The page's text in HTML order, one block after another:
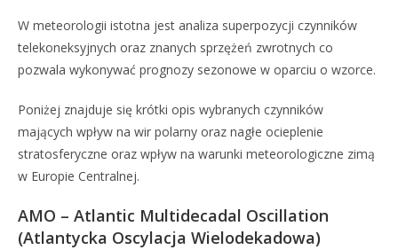
W meteorologii istotna jest analiza superpozycji czynników
telekoneksyjnych oraz znanych sprzężeń zwrotnych co
pozwala wykonywać prognozy sezonowe w oparciu o wzorce.
Poniżej znajduje się krótki opis wybranych czynników
mających wpływ na wir polarny oraz nagłe ocieplenie
stratosferyczne oraz wpływ na warunki meteorologiczne zimą
w Europie Centralnej.
AMO – Atlantic Multidecadal Oscillation
(Atlantycka Oscylacja Wielodekadowa)